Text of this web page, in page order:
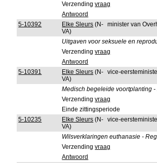
Verzendingvraag
Antwoord
5-10392
Elke Sleurs (N-
VA)
minister van
Uitgaven voor seksuele en
Verzendingvraag
Antwoord
5-10391
Elke Sleurs (N-
VA)
vice-
Medisch begeleide voortplanting
Verzendingvraag
Einde zittingsperiode
5-10235
Elke Sleurs (N-
VA)
vice-
Wilsverklaringen euthanasie -
Verzendingvraag
Antwoord